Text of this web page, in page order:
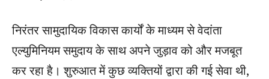
निरंतर सामुदायिक विकास कार्यों के माध्यम से वेदांता
एल्युमिनियम समुदाय के साथ अपने जुड़ाव को और मजबूत
कर रहा है। शुरुआत में कुछ व्यक्तियों द्वारा की गई सेवा थी,